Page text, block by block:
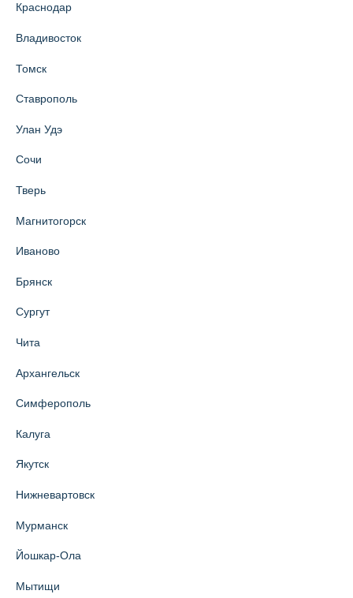
Краснодар
Владивосток
Томск
Ставрополь
Улан Удэ
Сочи
Тверь
Магнитогорск
Иваново
Брянск
Сургут
Чита
Архангельск
Симферополь
Калуга
Якутск
Нижневартовск
Мурманск
Йошкар-Ола
Мытищи